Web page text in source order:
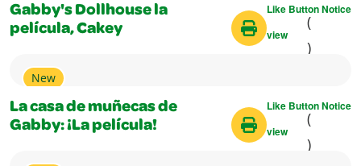
Gabby's Dollhouse la
película, Cakey
Like Button Notice
(
view
)
New
La casa de muñecas de
Gabby: ¡La película!
Like Button Notice
(
view
)